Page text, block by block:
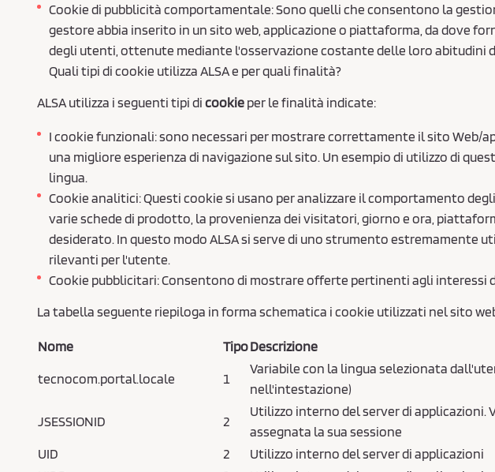
Cookie di pubblicità comportamentale: Sono quelli che consentono la
gestore abbia inserito in un sito web, applicazione o piattaforma, da dove
degli utenti, ottenute mediante l'osservazione costante delle loro abitudini
Quali tipi di cookie utilizza ALSA e per quali finalità?
ALSA utilizza i seguenti tipi dicookieper le finalità indicate:
I cookie funzionali: sono necessari per mostrare correttamente il sito
una migliore esperienza di navigazione sul sito. Un esempio di utilizzo di
lingua.
Cookie analitici: Questi cookie si usano per analizzare il comportamento
varie schede di prodotto, la provenienza dei visitatori, giorno e ora,
desiderato. In questo modo ALSA si serve di uno strumento estremamente
rilevanti per l'utente.
Cookie pubblicitari: Consentono di mostrare offerte pertinenti agli
La tabella seguente riepiloga in forma schematica i cookie utilizzati nel sito
Nome TipoDescrizione
tecnocom.portal.locale
1
Variabile con la lingua selezionata
nell'intestazione)
JSESSIONID 2
Utilizzo interno del server di
assegnata la sua sessione
UID
2 Utilizzo interno del server di applicazioni